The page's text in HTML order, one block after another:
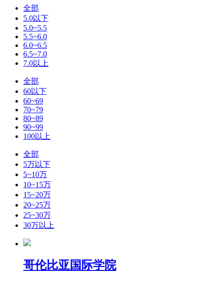
全部
5.0以下
5.0~5.5
5.5~6.0
6.0~6.5
6.5~7.0
7.0以上
全部
60以下
60~69
70~79
80~89
90~99
100以上
全部
5万以下
5~10万
10~15万
15~20万
20~25万
25~30万
30万以上
哥伦比亚国际学院